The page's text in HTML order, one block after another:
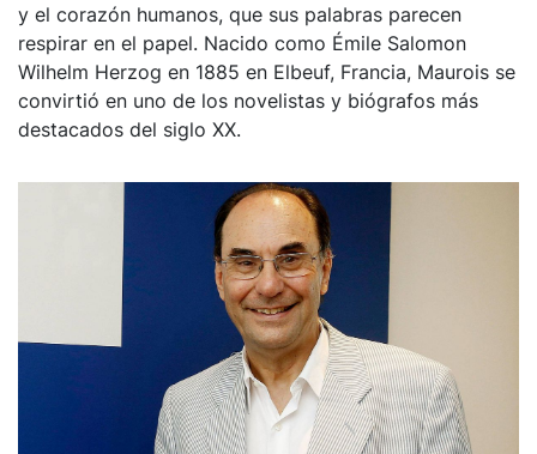
y el corazón humanos, que sus palabras parecen
respirar en el papel. Nacido como Émile Salomon
Wilhelm Herzog en 1885 en Elbeuf, Francia, Maurois se
convirtió en uno de los novelistas y biógrafos más
destacados del siglo XX.